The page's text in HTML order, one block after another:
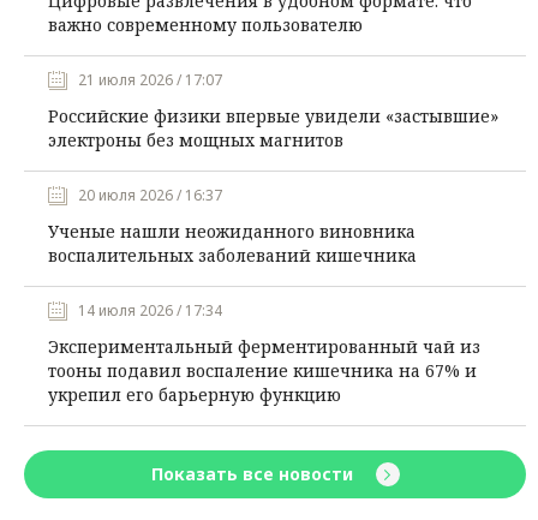
важно современному пользователю
21 июля 2026 / 17:07
Российские физики впервые увидели «застывшие»
электроны без мощных магнитов
20 июля 2026 / 16:37
Ученые нашли неожиданного виновника
воспалительных заболеваний кишечника
14 июля 2026 / 17:34
Экспериментальный ферментированный чай из
тооны подавил воспаление кишечника на 67% и
укрепил его барьерную функцию
Показать все новости